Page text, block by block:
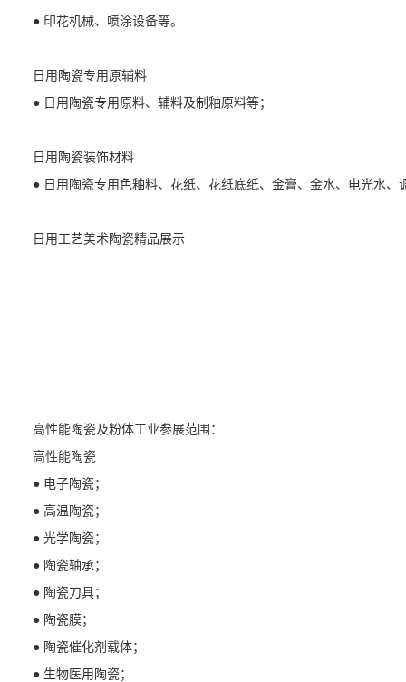
● 印花机械、喷涂设备等。
日用陶瓷专用原辅料
● 日用陶瓷专用原料、辅料及制釉原料等；
日用陶瓷装饰材料
● 日用陶瓷专用色釉料、花纸、花纸底纸、金膏、金水、电光水、
日用工艺美术陶瓷精品展示
高性能陶瓷及粉体工业参展范围：
高性能陶瓷
● 电子陶瓷；
● 高温陶瓷；
● 光学陶瓷；
● 陶瓷轴承；
● 陶瓷刀具；
● 陶瓷膜；
● 陶瓷催化剂载体；
● 生物医用陶瓷；